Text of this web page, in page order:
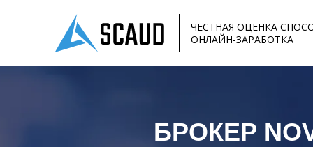
ЧЕСТНАЯ ОЦЕНКА
ОНЛАЙН-ЗАРАБОТКА
БРОКЕР